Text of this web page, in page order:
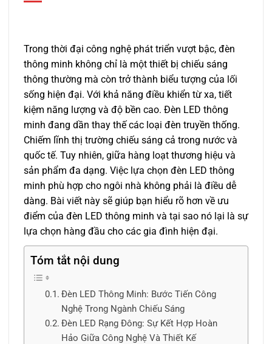
Trong thời đại công nghệ phát triển vượt bậc, đèn
thông minh không chỉ là một thiết bị chiếu sáng
thông thường mà còn trở thành biểu tượng của lối
sống hiện đại. Với khả năng điều khiển từ xa, tiết
kiệm năng lượng và độ bền cao. Đèn LED thông
minh đang dần thay thế các loại đèn truyền thống.
Chiếm lĩnh thị trường chiếu sáng cả trong nước và
quốc tế. Tuy nhiên, giữa hàng loạt thương hiệu và
sản phẩm đa dạng. Việc lựa chọn đèn LED thông
minh phù hợp cho ngôi nhà không phải là điều dễ
dàng. Bài viết này sẽ giúp bạn hiểu rõ hơn về ưu
điểm của đèn LED thông minh và tại sao nó lại là sự
lựa chọn hàng đầu cho các gia đình hiện đại.
Tóm tắt nội dung
Đèn LED Thông Minh: Bước Tiến Công
Nghệ Trong Ngành Chiếu Sáng
Đèn LED Rạng Đông: Sự Kết Hợp Hoàn
Hảo Giữa Công Nghệ Và Thiết Kế